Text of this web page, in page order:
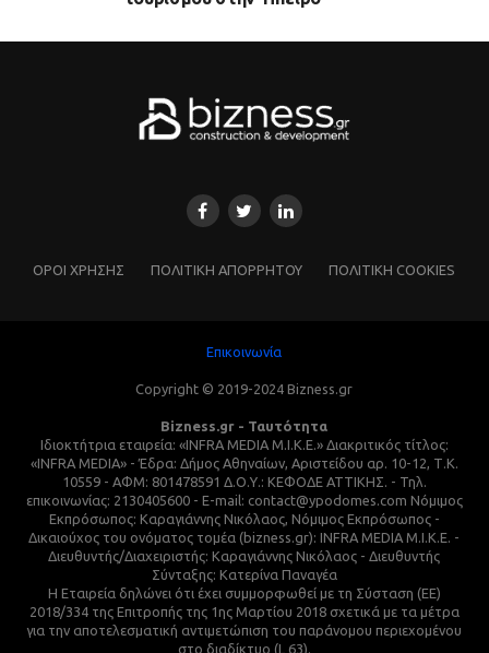
ΌΡΟΙ ΧΡΗΣΗΣ ΠΟΛΙΤΙΚΗ ΑΠΟΡΡΗΤΟΥ ΠΟΛΙΤΙΚΗ COOKIES
Επικοινωνία
Copyright © 2019-2024 Bizness.gr
Bizness.gr - Ταυτότητα
Ιδιοκτήτρια εταιρεία: «INFRA MEDIA M.I.K.E.» Διακριτικός τίτλος:
«INFRA MEDIA» - Έδρα: Δήμος Αθηναίων, Αριστείδου αρ. 10-12, Τ.Κ.
10559 - ΑΦΜ: 801478591 Δ.Ο.Υ.: ΚΕΦΟΔΕ ΑΤΤΙΚΗΣ. - Τηλ.
επικοινωνίας: 2130405600 - E-mail: contact@ypodomes.com Νόμιμος
Εκπρόσωπος: Καραγιάννης Νικόλαος, Νόμιμος Εκπρόσωπος -
Δικαιούχος του ονόματος τομέα (bizness.gr): INFRA MEDIA M.I.K.E. -
Διευθυντής/Διαχειριστής: Καραγιάννης Νικόλαος - Διευθυντής
Σύνταξης: Κατερίνα Παναγέα
Η Εταιρεία δηλώνει ότι έχει συμμορφωθεί με τη Σύσταση (ΕΕ)
2018/334 της Επιτροπής της 1ης Μαρτίου 2018 σχετικά με τα μέτρα
για την αποτελεσματική αντιμετώπιση του παράνομου περιεχομένου
στο διαδίκτυο (L 63).